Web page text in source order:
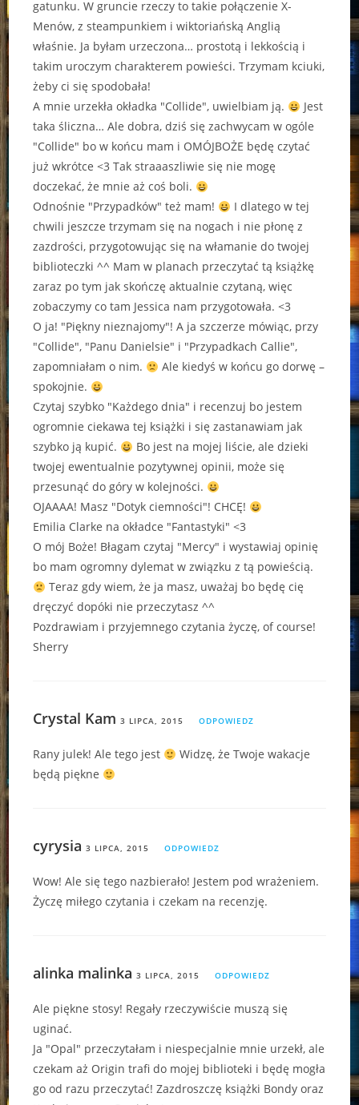
gatunku. W gruncie rzeczy to takie połączenie X-
Menów, z steampunkiem i wiktoriańską Anglią
właśnie. Ja byłam urzeczona… prostotą i lekkością i
takim uroczym charakterem powieści. Trzymam kciuki,
żeby ci się spodobała!
A mnie urzekła okładka "Collide", uwielbiam ją.
Jest
taka śliczna… Ale dobra, dziś się zachwycam w ogóle
"Collide" bo w końcu mam i OMÓJBOŻE będę czytać
już wkrótce <3 Tak straaaszliwie się nie mogę
doczekać, że mnie aż coś boli.
Odnośnie "Przypadków" też mam!
I dlatego w tej
chwili jeszcze trzymam się na nogach i nie płonę z
zazdrości, przygotowując się na włamanie do twojej
biblioteczki ^^ Mam w planach przeczytać tą książkę
zaraz po tym jak skończę aktualnie czytaną, więc
zobaczymy co tam Jessica nam przygotowała. <3
O ja! "Piękny nieznajomy"! A ja szczerze mówiąc, przy
"Collide", "Panu Danielsie" i "Przypadkach Callie",
zapomniałam o nim.
Ale kiedyś w końcu go dorwę –
spokojnie.
Czytaj szybko "Każdego dnia" i recenzuj bo jestem
ogromnie ciekawa tej książki i się zastanawiam jak
szybko ją kupić.
Bo jest na mojej liście, ale dzieki
twojej ewentualnie pozytywnej opinii, może się
przesunąć do góry w kolejności.
OJAAAA! Masz "Dotyk ciemności"! CHCĘ!
Emilia Clarke na okładce "Fantastyki" <3
O mój Boże! Błagam czytaj "Mercy" i wystawiaj opinię
bo mam ogromny dylemat w związku z tą powieścią.
Teraz gdy wiem, że ja masz, uważaj bo będę cię
dręczyć dopóki nie przeczytasz ^^
Pozdrawiam i przyjemnego czytania życzę, of course!
Sherry
Crystal Kam 3 LIPCA, 2015 ODPOWIEDZ
Rany julek! Ale tego jest
Widzę, że Twoje wakacje
będą piękne
cyrysia 3 LIPCA, 2015 ODPOWIEDZ
Wow! Ale się tego nazbierało! Jestem pod wrażeniem.
Życzę miłego czytania i czekam na recenzję.
alinka malinka 3 LIPCA, 2015 ODPOWIEDZ
Ale piękne stosy! Regały rzeczywiście muszą się
uginać.
Ja "Opal" przeczytałam i niespecjalnie mnie urzekł, ale
czekam aż Origin trafi do mojej biblioteki i będę mogła
go od razu przeczytać! Zazdroszczę książki Bondy oraz